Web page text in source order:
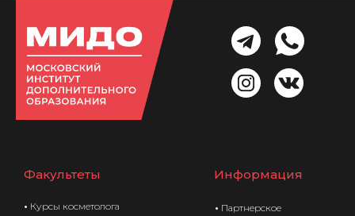
Факультеты
• Курсы косметолога
• Партнерское
Информация